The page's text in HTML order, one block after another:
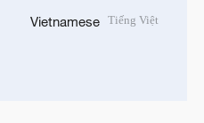
Vietnamese Tiếng Việt